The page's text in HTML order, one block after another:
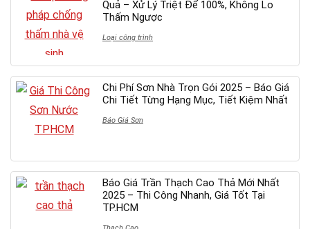
Quả – Xử Lý Triệt Để 100%, Không Lo
Thấm Ngược
Loại công trình
Chi Phí Sơn Nhà Trọn Gói 2025 – Báo Giá
Chi Tiết Từng Hạng Mục, Tiết Kiệm Nhất
Báo Giá Sơn
Báo Giá Trần Thạch Cao Thả Mới Nhất
2025 – Thi Công Nhanh, Giá Tốt Tại
TP.HCM